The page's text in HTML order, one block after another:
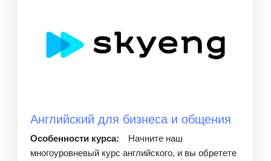
Английский для бизнеса и общения
Особенности курса:
Начните наш
многоуровневый курс английского, и вы обретете